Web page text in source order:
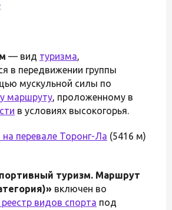
— вид туризма,
в передвижении группы
мускульной силы по
маршруту, проложенному в
в условиях высокогорья.
на перевале Торонг-Ла (5416 м)
туризм. Маршрут
включен во
видов спорта под